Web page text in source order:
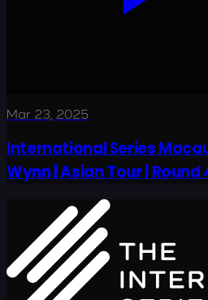
Mar 23, 2025
International Series
Wynn | Asian Tour |